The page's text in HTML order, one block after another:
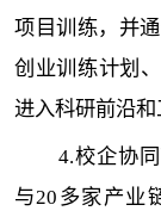
项目训练，并
创业训练计划
进入科研前沿和
4.校企协
与20多家产业